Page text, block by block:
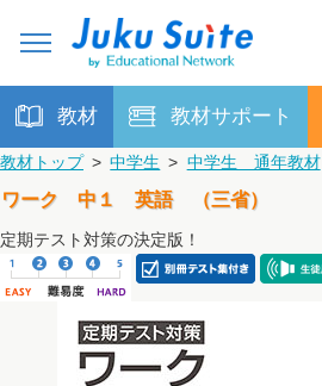
教材 教材サポート
教材トップ > 中学生 > 中学生 通年教材
ワーク 中１ 英語 （三省）
定期テスト対策の決定版！